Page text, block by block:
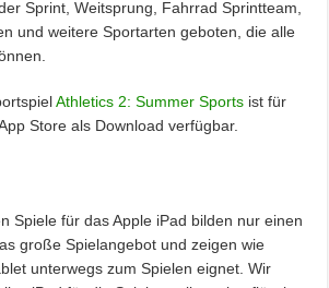
Sprint, Weitsprung, Fahrrad Sprintteam,
und weitere Sportarten geboten, die alle
Athletics 2: Summer Sports ist für
Store als Download verfügbar.
Spiele für das Apple iPad bilden nur einen
große Spielangebot und zeigen wie
unterwegs zum Spielen eignet. Wir